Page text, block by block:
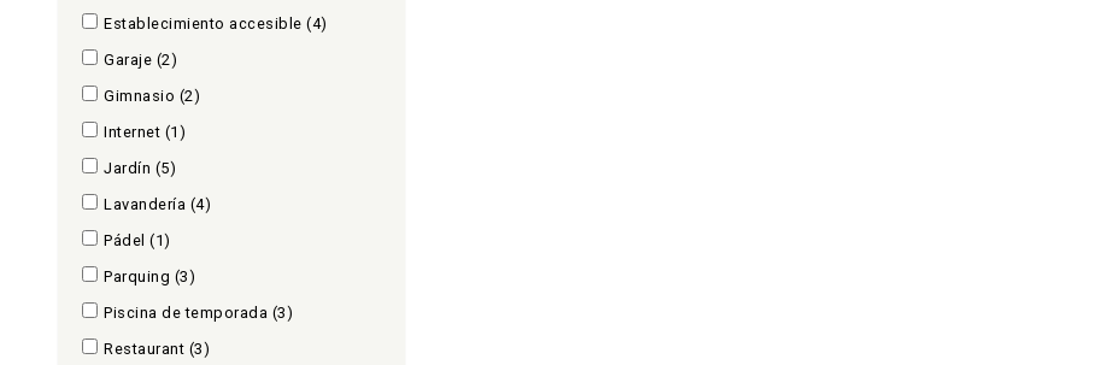
Establecimiento accesible (4)
Garaje (2)
Gimnasio (2)
Internet (1)
Jardín (5)
Lavandería (4)
Pádel (1)
Parquing (3)
Piscina de temporada (3)
Restaurant (3)